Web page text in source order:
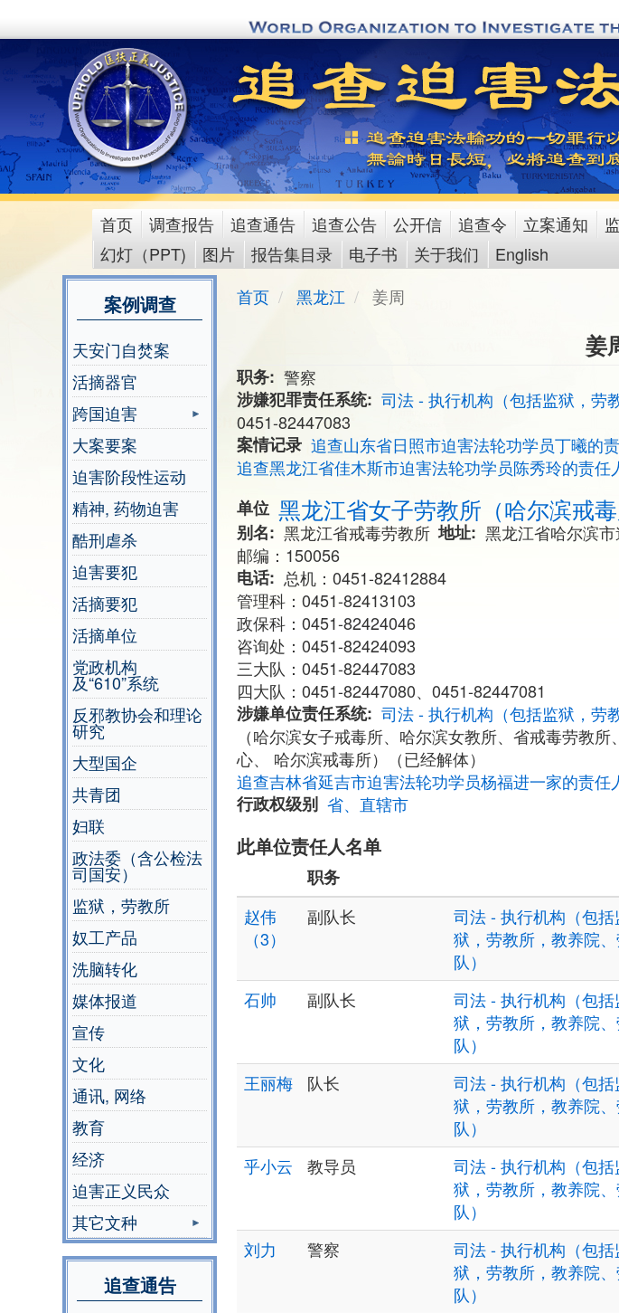
to
content
main
menu
首页 调查报告 追查通告 追查公告 公开信 追查令 立案通知
幻灯（PPT)
图片 报告集目录 电子书 关于我们 English
案例调查
天安门自焚案
活摘器官
跨国迫害
大案要案
迫害阶段性运动
精神, 药物迫害
酷刑虐杀
迫害要犯
活摘要犯
活摘单位
党政机构
及“610”系统
反邪教协会和理论
研究
大型国企
共青团
妇联
政法委（含公检法
司国安）
监狱，劳教所
奴工产品
洗脑转化
媒体报道
宣传
文化
通讯, 网络
教育
经济
迫害正义民众
其它文种
追查通告
首页 黑龙江 姜周
姜
职务
警察
涉嫌犯罪责任系统
司法 - 执行机构（包括监狱，劳
0451-82447083
案情记录 追查山东省日照市迫害法轮功学员丁曦的
追查黑龙江省佳木斯市迫害法轮功学员陈秀玲的责任
单位 黑龙江省女子劳教所（哈尔滨戒毒
别名 黑龙江省戒毒劳教所 地址
黑龙江省哈尔滨
邮编：150056
电话
总机：0451-82412884
管理科：0451-82413103
政保科：0451-82424046
咨询处：0451-82424093
三大队：0451-82447083
四大队：0451-82447080、0451-82447081
涉嫌单位责任系统
司法 - 执行机构（包括监狱，劳
（哈尔滨女子戒毒所、哈尔滨女教所、省戒毒劳教
心、 哈尔滨戒毒所）（已经解体）
追查吉林省延吉市迫害法轮功学员杨福进一家的责任
行政权级别 省、直辖市
此单位责任人名单
职务
赵伟
（3）
副队长
司法 - 执行机构（包括
狱，劳教所，教养院
队）
石帅
副队长
司法 - 执行机构（包括
狱，劳教所，教养院
队）
王丽梅
队长
司法 - 执行机构（包括
狱，劳教所，教养院
队）
乎小云
教导员
司法 - 执行机构（包括
狱，劳教所，教养院
队）
刘力
警察
司法 - 执行机构（包括
狱，劳教所，教养院
队）